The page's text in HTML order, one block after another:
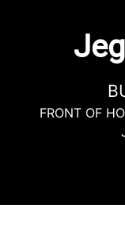
FRONT OF